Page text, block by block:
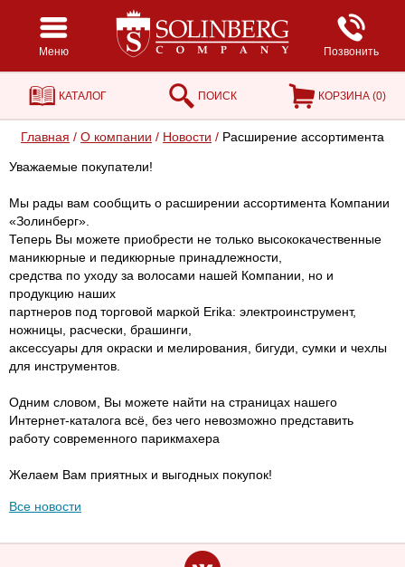
Меню Позвонить
КАТАЛОГ ПОИСК КОРЗИНА (0)
Главная / О компании / Новости / Расширение ассортимента
Уважаемые покупатели!
Мы рады вам сообщить о расширении ассортимента Компании
«Золинберг».
Теперь Вы можете приобрести не только высококачественные
маникюрные и педикюрные принадлежности,
средства по уходу за волосами нашей Компании, но и
продукцию наших
партнеров под торговой маркой Erika: электроинструмент,
ножницы, расчески, брашинги,
аксессуары для окраски и мелирования, бигуди, сумки и чехлы
для инструментов.
Одним словом, Вы можете найти на страницах нашего
Интернет-каталога всё, без чего невозможно представить
работу современного парикмахера
Желаем Вам приятных и выгодных покупок!
Все новости